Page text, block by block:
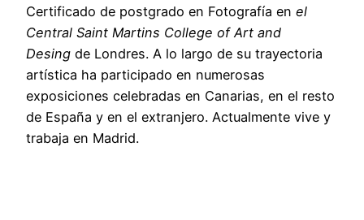
Certificado de postgrado en Fotografía en el
Central Saint Martins College of Art and
Desing de Londres. A lo largo de su trayectoria
artística ha participado en numerosas
exposiciones celebradas en Canarias, en el resto
de España y en el extranjero. Actualmente vive y
trabaja en Madrid.